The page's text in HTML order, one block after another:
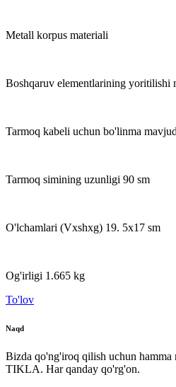
Metall korpus materiali
Boshqaruv elementlarining yoritilishi
Tarmoq kabeli uchun bo'linma mavjud
Tarmoq simining uzunligi 90 sm
O'lchamlari (Vxshxg) 19. 5x17 sm
Og'irligi 1.665 kg
To'lov
Naqd
Bizda qo'ng'iroq qilish uchun hamma
TIKLA. Har qanday qo'rg'on.